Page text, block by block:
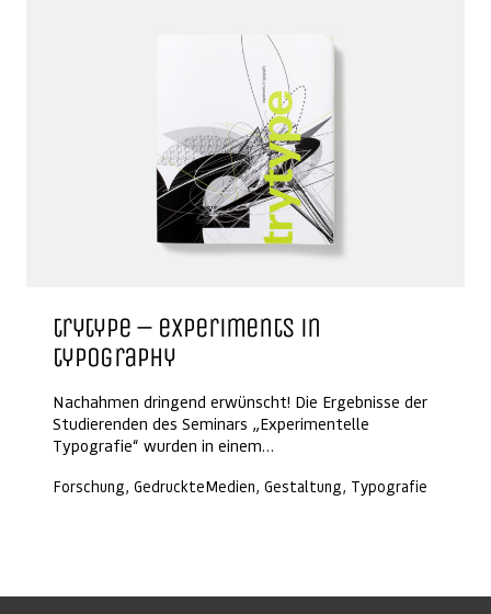
trytype – experiments in
typography
Nachahmen dringend erwünscht! Die Ergebnisse der
Studierenden des Seminars „Experimentelle
Typografie“ wurden in einem…
Forschung, GedruckteMedien, Gestaltung, Typografie